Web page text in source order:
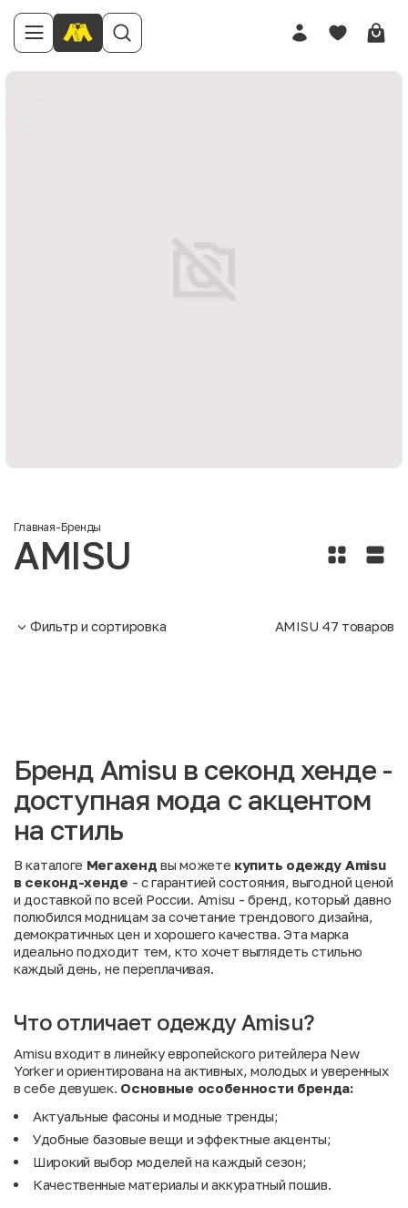
Главная-Бренды
AMISU
Фильтр и сортировка AMISU 47 товаров
Бренд Amisu в секонд хенде -
доступная мода с акцентом
на стиль
В каталоге Мегахендвы можете купить одежду Amisu
в секонд-хенде - с гарантией состояния, выгодной ценой
и доставкой по всей России. Amisu - бренд, который давно
полюбился модницам за сочетание трендового дизайна,
демократичных цен и хорошего качества. Эта марка
идеально подходит тем, кто хочет выглядеть стильно
каждый день, не переплачивая.
Что отличает одежду Amisu?
Amisu входит в линейку европейского ритейлера New
Yorker и ориентирована на активных, молодых и уверенных
в себе девушек. Основные особенности бренда:
Актуальные фасоны и модные тренды;
Удобные базовые вещи и эффектные акценты;
Широкий выбор моделей на каждый сезон;
Качественные материалы и аккуратный пошив.